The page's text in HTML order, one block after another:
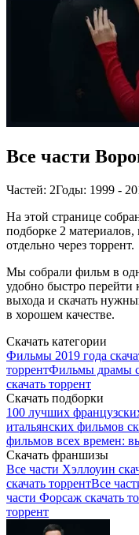
Все части
Частей: 2Годы: 1999 -
На этой странице
подборке 2
отдельно через торрент.
Мы собрали фильм в
удобно быстро перейти
выхода и скачать
в хорошем качестве.
Скачать категории
Фильмы 2019 года
торрентФильмы драмы
скачать торрент
Скачать подборки
100 лучших
итальянских фильмов
фильмов всех времен:
Скачать франшизы
Все части Хэллоуин
скачать торрентВсе
части Форсаж скачать
торрент